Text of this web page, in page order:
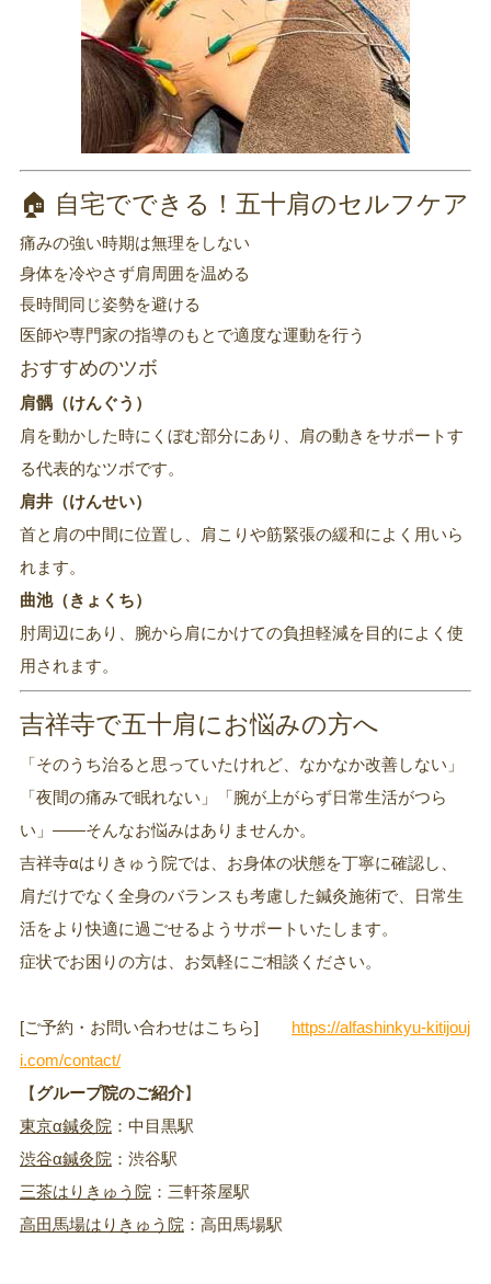
🏠 自宅でできる！五十肩のセルフケア
痛みの強い時期は無理をしない
身体を冷やさず肩周囲を温める
長時間同じ姿勢を避ける
医師や専門家の指導のもとで適度な運動を行う
おすすめのツボ
肩髃（けんぐう）
肩を動かした時にくぼむ部分にあり、肩の動きをサポートす
る代表的なツボです。
肩井（けんせい）
首と肩の中間に位置し、肩こりや筋緊張の緩和によく用いら
れます。
曲池（きょくち）
肘周辺にあり、腕から肩にかけての負担軽減を目的によく使
用されます。
吉祥寺で五十肩にお悩みの方へ
「そのうち治ると思っていたけれど、なかなか改善しない」
「夜間の痛みで眠れない」「腕が上がらず日常生活がつら
い」――そんなお悩みはありませんか。
吉祥寺αはりきゅう院では、お身体の状態を丁寧に確認し、
肩だけでなく全身のバランスも考慮した鍼灸施術で、日常生
活をより快適に過ごせるようサポートいたします。
症状でお困りの方は、お気軽にご相談ください。
[ご予約・お問い合わせはこちら] https://alfashinkyu-kitijouj
i.com/contact/
【グループ院のご紹介】
東京α鍼灸院 ：中目黒駅
渋谷α鍼灸院 ：渋谷駅
三茶はりきゅう院 ：三軒茶屋駅
高田馬場はりきゅう院 ：高田馬場駅